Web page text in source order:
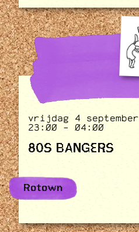
vrijdag 4 september
23:00 - 04:00
80S BANGERS
Rotown